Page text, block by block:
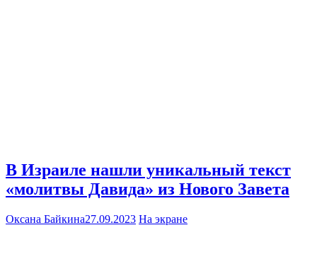
В Израиле нашли уникальный текст
«молитвы Давида» из Нового Завета
Оксана Байкина27.09.2023 На экране